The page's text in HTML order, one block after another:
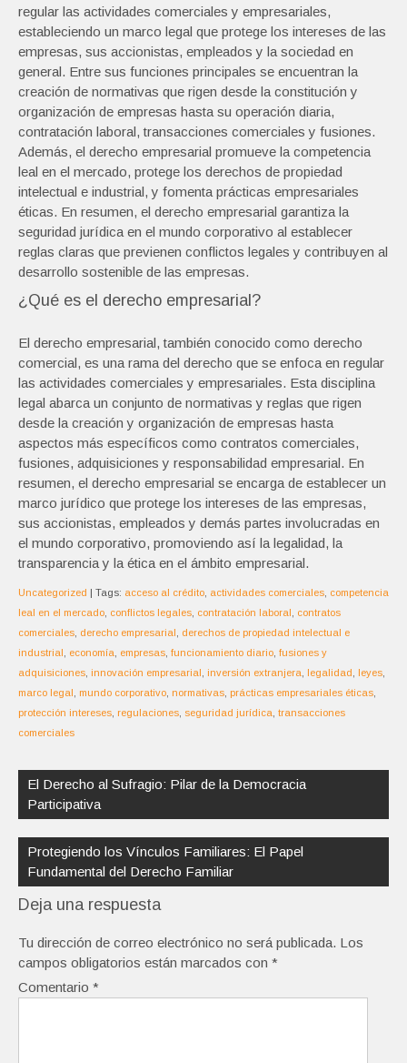
regular las actividades comerciales y empresariales,
estableciendo un marco legal que protege los intereses de las
empresas, sus accionistas, empleados y la sociedad en
general. Entre sus funciones principales se encuentran la
creación de normativas que rigen desde la constitución y
organización de empresas hasta su operación diaria,
contratación laboral, transacciones comerciales y fusiones.
Además, el derecho empresarial promueve la competencia
leal en el mercado, protege los derechos de propiedad
intelectual e industrial, y fomenta prácticas empresariales
éticas. En resumen, el derecho empresarial garantiza la
seguridad jurídica en el mundo corporativo al establecer
reglas claras que previenen conflictos legales y contribuyen al
desarrollo sostenible de las empresas.
¿Qué es el derecho empresarial?
El derecho empresarial, también conocido como derecho
comercial, es una rama del derecho que se enfoca en regular
las actividades comerciales y empresariales. Esta disciplina
legal abarca un conjunto de normativas y reglas que rigen
desde la creación y organización de empresas hasta
aspectos más específicos como contratos comerciales,
fusiones, adquisiciones y responsabilidad empresarial. En
resumen, el derecho empresarial se encarga de establecer un
marco jurídico que protege los intereses de las empresas,
sus accionistas, empleados y demás partes involucradas en
el mundo corporativo, promoviendo así la legalidad, la
transparencia y la ética en el ámbito empresarial.
Uncategorized | Tags: acceso al crédito actividades comerciales competencia
leal en el mercado conflictos legales contratación laboral
contratos
comerciales derecho empresarial
derechos de propiedad intelectual e
industrial
economía empresas funcionamiento diario fusiones y
adquisiciones innovación empresarial inversión extranjera legalidad leyes
marco legal
mundo corporativo normativas prácticas empresariales éticas
protección intereses regulaciones seguridad jurídica transacciones
comerciales
de
entradas
El Derecho al Sufragio: Pilar de la Democracia
Participativa
Protegiendo los Vínculos Familiares: El Papel
Fundamental del Derecho Familiar
Deja una respuesta
Tu dirección de correo electrónico no será publicada. Los
campos obligatorios están marcados con *
Comentario *